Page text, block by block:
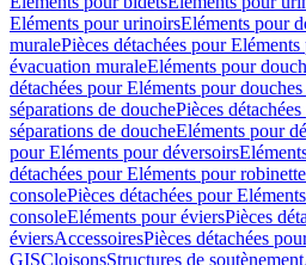
Eléments pour urinoirsEléments pour
muralePièces détachées pour
évacuation muraleEléments pour
détachées pour Eléments pour
séparations de douchePièces
séparations de doucheEléments pour
pour Eléments pour déversoirs
détachées pour Eléments pour
consolePièces détachées pour
consoleEléments pour éviersPièces
éviersAccessoiresPièces détachées
GISCloisonsStructures de soutènement